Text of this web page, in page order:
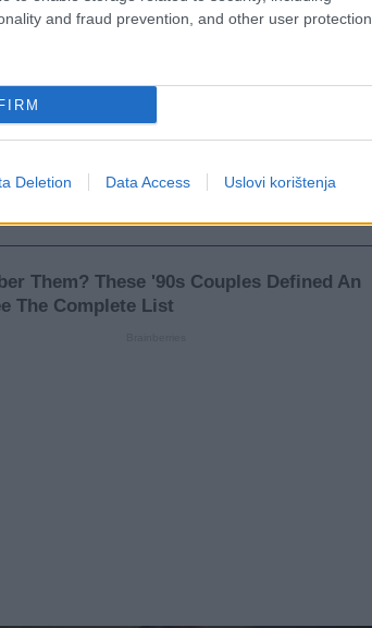
and fraud prevention, and other user protection.
Deletion Data Access Uslovi korištenja